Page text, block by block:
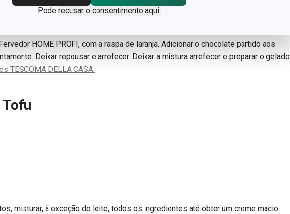
Pode recusar o consentimento aqui.
HOME PROFI, com a raspa de laranja. Adicionar o chocolate partido aos
Deixar repousar e arrefecer. Deixar a mistura arrefecer e preparar o gelado
TESCOMA DELLA CASA.
Tofu
misturar, à exceção do leite, todos os ingredientes até obter um creme macio.